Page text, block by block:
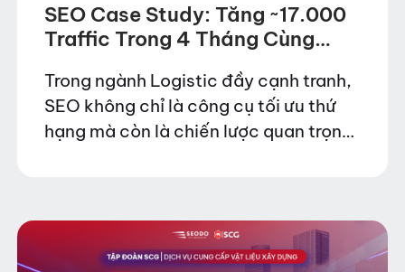
SEO Case Study: Tăng ~17.000
Traffic Trong 4 Tháng Cùng
Trong ngành Logistic đầy cạnh tranh,
SEO không chỉ là công cụ tối ưu thứ
hạng mà còn là chiến lược quan trọng